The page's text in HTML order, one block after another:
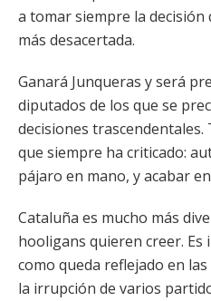
a tomar siempre la decisión
más desacertada.
Ganará Junqueras y será
diputados de los que se
decisiones trascendentales.
que siempre ha criticado:
pájaro en mano, y acabar
Cataluña es mucho más
hooligans quieren creer.
como queda reflejado en
la irrupción de varios